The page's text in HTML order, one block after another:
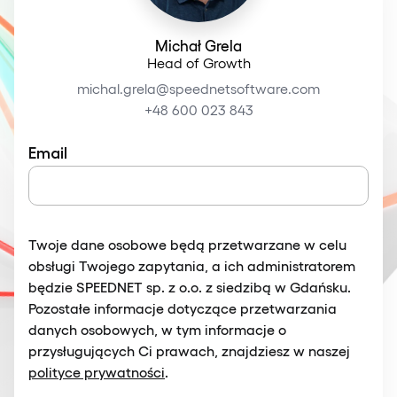
Michał Grela
Head of Growth
michal.grela@speednetsoftware.com
+48 600 023 843
Email
Twoje dane osobowe będą przetwarzane w celu
obsługi Twojego zapytania, a ich administratorem
będzie SPEEDNET sp. z o.o. z siedzibą w Gdańsku.
Pozostałe informacje dotyczące przetwarzania
danych osobowych, w tym informacje o
przysługujących Ci prawach, znajdziesz w naszej
polityce prywatności